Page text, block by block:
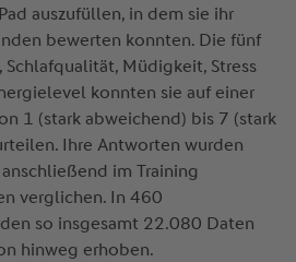
auszufüllen, in dem sie ihr
bewerten konnten. Die fünf
Müdigkeit, Stress
konnten sie auf einer
1 (stark abweichend) bis 7 (stark
Ihre Antworten wurden
im Training
verglichen. In 460
so insgesamt 22.080 Daten
hinweg erhoben.